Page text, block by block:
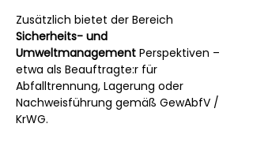
Zusätzlich bietet der Bereich
Sicherheits- und
Umweltmanagement Perspektiven –
etwa als Beauftragte:r für
Abfalltrennung, Lagerung oder
Nachweisführung gemäß GewAbfV /
KrWG.